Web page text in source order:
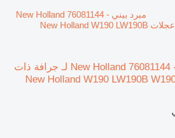
مبرد بيني New Holland 76081144 -
76071724 لـ جرافة ذات عجلات New Holland W190 LW190B
مبرد بيني New Holland 76081144 - 76071724 لـ جرافة ذات